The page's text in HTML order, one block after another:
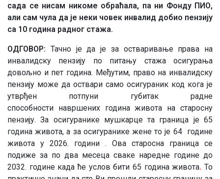
сада се нисам никоме обраћала, па ни Фонду ПИО,
али сам чула да је неки човек инвалид добио пензију
са 10 година радног стажа.
ОДГОВОР: Тачно је да је за остваривање права на
инвалидску пензију по питању стажа осигурања
довољно и пет година. Међутим, право на инвалидску
пензију може да оствари само осигураник код кога је
утврђен потпуни губитак радне
способности навршених година живота на старосну
пензију. За осигуранике мушкарце та граница је 65
година живота, а за осигуранике жене то је 64 године
живота у 2026. години . Ова староснa граница се
подиже за по два месеца сваке наредне године до
2032. године када ће услов бити 65 година живота.То